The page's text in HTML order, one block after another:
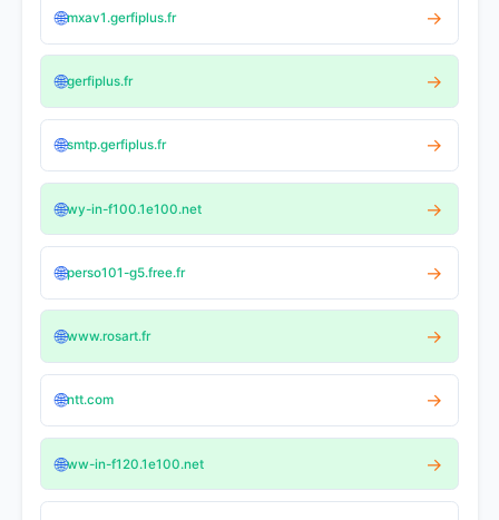
🌐mxav1.gerfiplus.fr →
🌐gerfiplus.fr →
🌐smtp.gerfiplus.fr →
🌐wy-in-f100.1e100.net →
🌐perso101-g5.free.fr →
🌐www.rosart.fr →
🌐ntt.com →
🌐ww-in-f120.1e100.net →